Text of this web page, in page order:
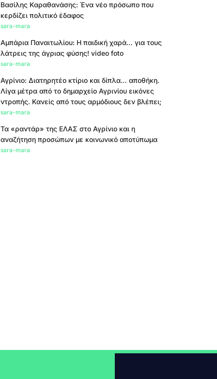
Βασίλης Καραθανάσης: Ένα νέο πρόσωπο που
κερδίζει πολιτικό έδαφος
sara-mara
Αμπάρια Παναιτωλίου: Η παιδική χαρά… για τους
λάτρεις της άγριας φύσης! video foto
sara-mara
Αγρίνιο: Διατηρητέο κτίριο και δίπλα… αποθήκη.
Λίγα μέτρα από το δημαρχείο Αγρινίου εικόνες
ντροπής. Κανείς από τους αρμόδιους δεν βλέπει;
sara-mara
Τα «ραντάρ» της ΕΛΑΣ στο Αγρίνιο και η
αναζήτηση προσώπων με κοινωνικό αποτύπωμα
sara-mara